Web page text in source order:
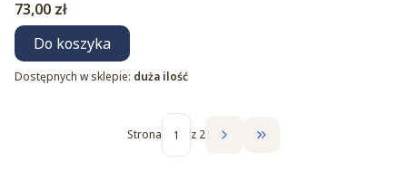
Cena
73,00 zł
Do koszyka
Dostępnych w sklepie: duża ilość
Strona z 2 Przejdź do ostatniej